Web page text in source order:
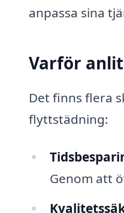
anpassa sina
Varför
Det finns flera
flyttstädning:
Genom att